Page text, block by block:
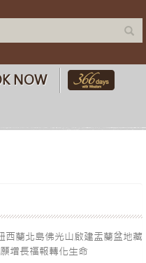
NOW
西蘭北島佛光山啟建盂蘭盆地藏
增長福報轉化生命